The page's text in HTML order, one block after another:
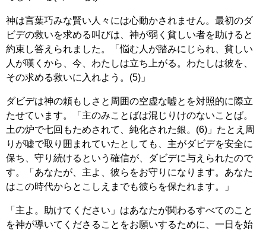
神は言葉巧みな賢い人々には心動かされません。最初のダ
ビデの救いを求める叫びは、神が弱く貧しい者を助けると
約束し答えられました。「悩む人が踏みにじられ、貧しい
人が嘆くから、今、わたしは立ち上がる。わたしは彼を、
その求める救いに入れよう。(5)」
ダビデは神の頼もしさと周囲の空虚な嘘とを対照的に際立
たせています。「主のみことばは混じりけのないことば。
土の炉で七回もためされて、純化された銀。(6)」たとえ周
りが嘘で取り囲まれていたとしても、主がダビデを安全に
保ち、守り続けるという確信が、ダビデに与えられたので
す。「あなたが、主よ、彼らをお守りになります。あなた
はこの時代からとこしえまでも彼らを保たれます。」
「主よ。助けてください」はあなたが関わるすべてのこと
を神が導いてくださることをお願いするために、一日を始